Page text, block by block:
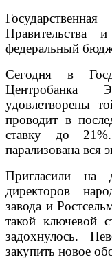
Правительства
федеральный
Сегодня в
удовлетворены
проводит в
ставку до
парализована вся
Пригласили на
директоров
завода и
такой ключевой
задохнулось.
закупить новое